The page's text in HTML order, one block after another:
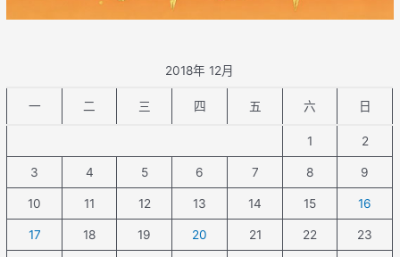
2018年 12月
一 二 三 四 五 六 日
1 2
3 4 5 6 7 8 9
10 11 12 13 14 15 16
17 18 19 20 21 22 23